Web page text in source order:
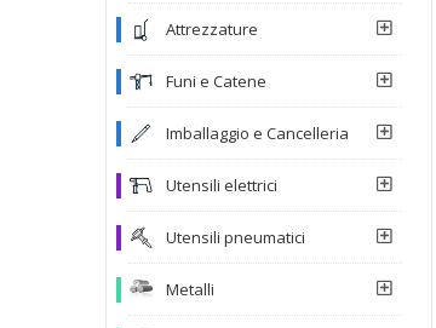
Attrezzature
Funi e Catene
Imballaggio e Cancelleria
Utensili elettrici
Utensili pneumatici
Metalli